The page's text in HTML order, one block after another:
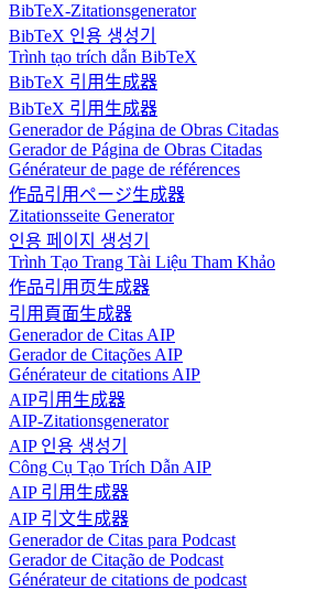
BibTeX-Zitationsgenerator
BibTeX 인용 생성기
Trình tạo trích dẫn BibTeX
BibTeX 引用生成器
BibTeX 引用生成器
Generador de Página de Obras Citadas
Gerador de Página de Obras Citadas
Générateur de page de références
作品引用ページ生成器
Zitationsseite Generator
인용 페이지 생성기
Trình Tạo Trang Tài Liệu Tham Khảo
作品引用页生成器
引用頁面生成器
Generador de Citas AIP
Gerador de Citações AIP
Générateur de citations AIP
AIP引用生成器
AIP-Zitationsgenerator
AIP 인용 생성기
Công Cụ Tạo Trích Dẫn AIP
AIP 引用生成器
AIP 引文生成器
Generador de Citas para Podcast
Gerador de Citação de Podcast
Générateur de citations de podcast